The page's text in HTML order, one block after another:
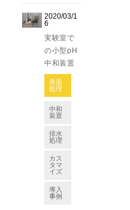
2020/03/1
6
実験室で
の小型pH
中和装置
表面
処理
中和
装置
排水
処理
カス
タマ
イズ
導入
事例